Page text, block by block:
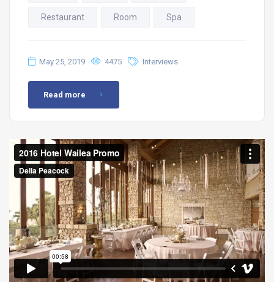
Restaurant Room Spa
May 25, 2019 4475 Interviews
Read more